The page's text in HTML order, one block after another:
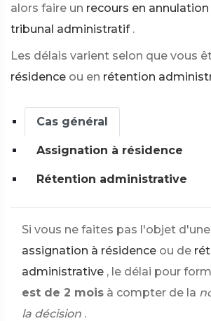
alors faire un recours en
tribunal administratif .
Les délais varient selon que vous
résidence ou en rétention
Cas général
Assignation à résidence
Rétention administrative
Si vous ne faites pas l'objet
assignation à résidence ou de
administrative , le délai pour
est de 2 mois à compter de la
la décision .